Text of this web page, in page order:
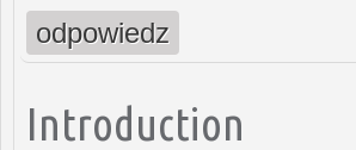
odpowiedz
Introduction